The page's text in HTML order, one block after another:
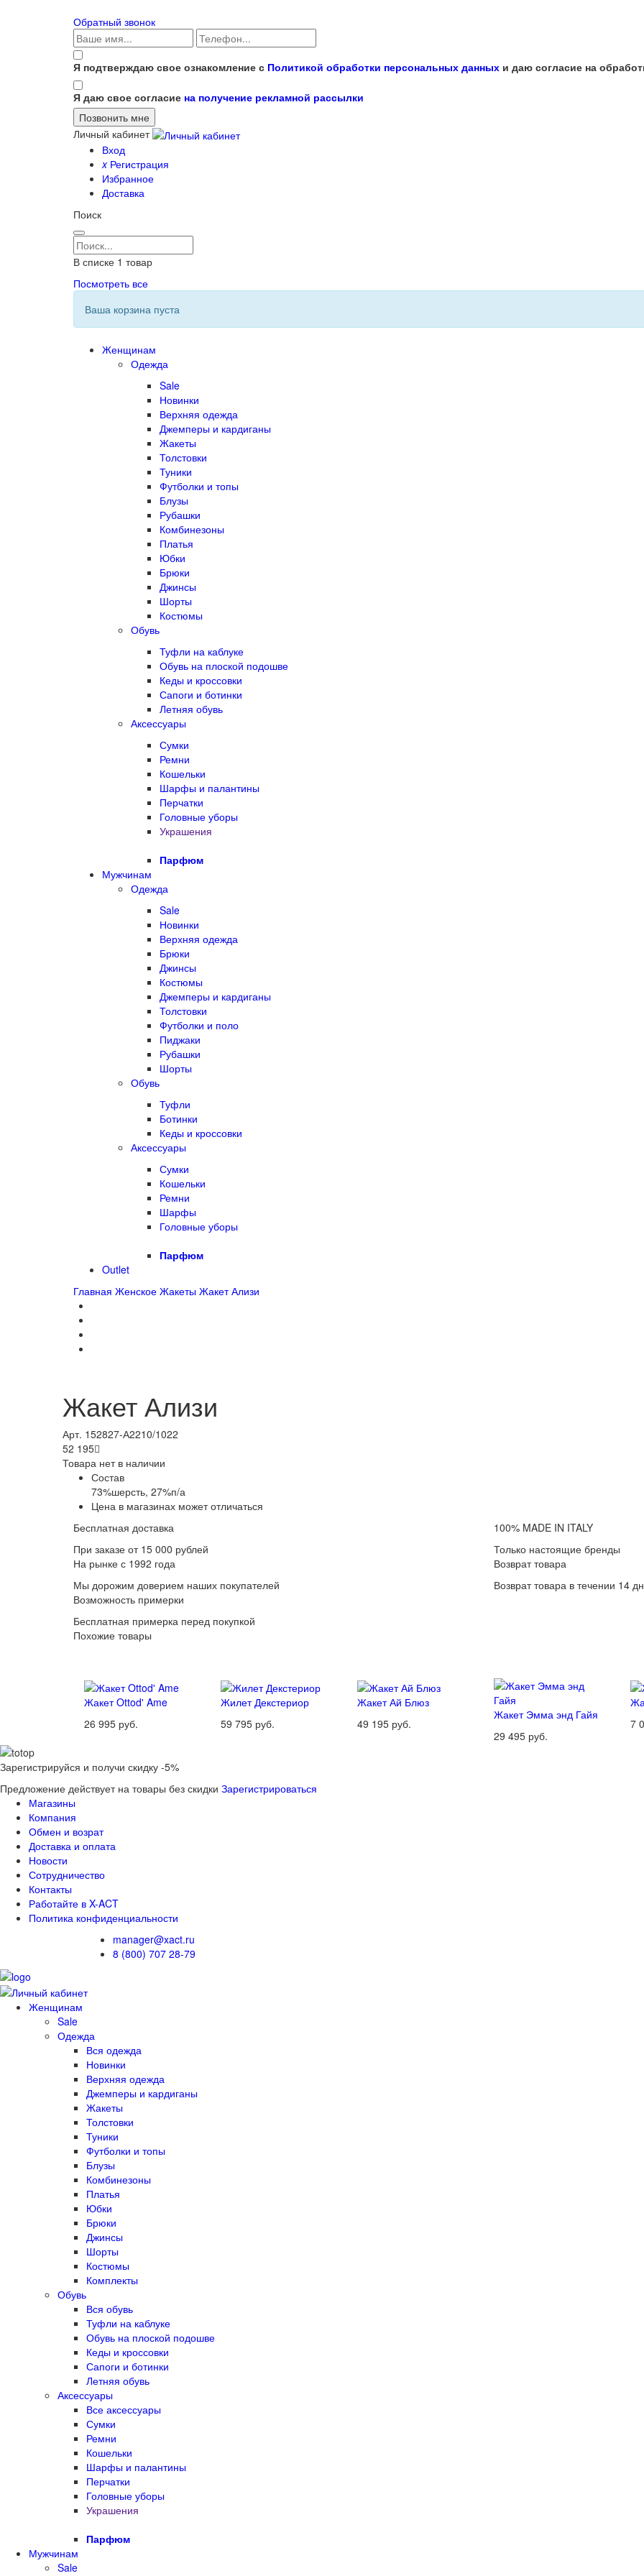
Обратный звонок
Я подтверждаю свое ознакомление с Политикой обработки персональных данных и даю согласие на
Я даю свое согласие на получение рекламной рассылки
Личный кабинет
Вход
xРегистрация
Избранное
Доставка
Поиск
В списке 1 товар
Посмотреть все
Ваша корзина пуста
Женщинам
Одежда
Sale
Новинки
Верхняя одежда
Джемперы и кардиганы
Жакеты
Толстовки
Туники
Футболки и топы
Блузы
Рубашки
Комбинезоны
Платья
Юбки
Брюки
Джинсы
Шорты
Костюмы
Обувь
Туфли на каблуке
Обувь на плоской подошве
Кеды и кроссовки
Сапоги и ботинки
Летняя обувь
Аксессуары
Сумки
Ремни
Кошельки
Шарфы и палантины
Перчатки
Головные уборы
Украшения
Парфюм
Мужчинам
Одежда
Sale
Новинки
Верхняя одежда
Брюки
Джинсы
Костюмы
Джемперы и кардиганы
Толстовки
Футболки и поло
Пиджаки
Рубашки
Шорты
Обувь
Туфли
Ботинки
Кеды и кроссовки
Аксессуары
Сумки
Кошельки
Ремни
Шарфы
Головные уборы
Парфюм
Outlet
Главная Женское Жакеты Жакет Ализи
Жакет Ализи
Арт. 152827-А2210/1022
52 195
Товара нет в наличии
Состав
73%шерсть, 27%п/а
Цена в магазинах может отличаться
Бесплатная доставка
При заказе от 15 000 рублей
100% MADE IN ITALY
Только настоящие бренды
На рынке с 1992 года
Мы дорожим доверием наших покупателей
Возврат товара
Возврат товара в течении 14
Возможность примерки
Бесплатная примерка перед покупкой
Похожие товары
Жакет Ottod' Ame
26 995 руб.
Жилет Декстериор
59 795 руб.
Жакет Ай Блюз
49 195 руб.
Жакет Эмма энд Гайя
29 495 руб.
7
Зарегистрируйся и получи скидку -5%
Предложение действует на товары без скидки Зарегистрироваться
Магазины
Компания
Обмен и возрат
Доставка и оплата
Новости
Сотрудничество
Контакты
Работайте в X-ACT
Политика конфиденциальности
manager@xact.ru
8 (800) 707 28-79
Женщинам
Sale
Одежда
Вся одежда
Новинки
Верхняя одежда
Джемперы и кардиганы
Жакеты
Толстовки
Туники
Футболки и топы
Блузы
Комбинезоны
Платья
Юбки
Брюки
Джинсы
Шорты
Костюмы
Комплекты
Обувь
Вся обувь
Туфли на каблуке
Обувь на плоской подошве
Кеды и кроссовки
Сапоги и ботинки
Летняя обувь
Аксессуары
Все аксессуары
Сумки
Ремни
Кошельки
Шарфы и палантины
Перчатки
Головные уборы
Украшения
Парфюм
Мужчинам
Sale